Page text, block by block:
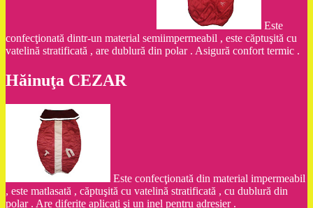
Este
confecţionată dintr-un material semiimpermeabil , este căptuşită cu
vatelină stratificată , are dublură din polar . Asigură confort termic .
Hăinuţa CEZAR
Este confecţionată din material impermeabil
, este matlasată , căptuşită cu vatelină stratificată , cu dublură din
polar . Are diferite aplicaţi şi un inel pentru adresier .